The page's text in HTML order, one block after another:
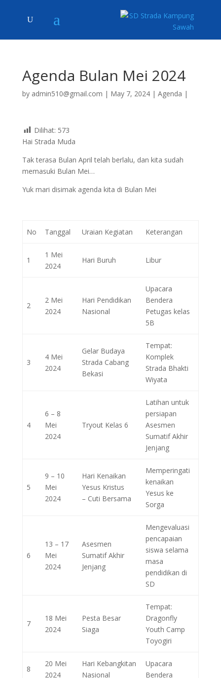
Agenda Bulan Mei 2024
by admin510@gmail.com | May 7, 2024| Agenda |
Dilihat: 573
Hai Strada Muda
Tak terasa Bulan April telah berlalu, dan kita sudah
memasuki Bulan Mei…
Yuk mari disimak agenda kita di Bulan Mei
No Tanggal Uraian Kegiatan Keterangan
1
1 Mei
2024
Hari Buruh Libur
2
2 Mei
2024
Hari Pendidikan
Nasional
Upacara
Bendera
Petugas kelas
5B
3
4 Mei
2024
Gelar Budaya
Strada Cabang
Bekasi
Tempat:
Komplek
Strada Bhakti
Wiyata
4
6 – 8
Mei
2024
Tryout Kelas 6
Latihan untuk
persiapan
Asesmen
Sumatif Akhir
Jenjang
5
9 – 10
Mei
2024
Hari Kenaikan
Yesus Kristus
– Cuti Bersama
Memperingati
kenaikan
Yesus ke
Sorga
6
13 – 17
Mei
2024
Asesmen
Sumatif Akhir
Jenjang
Mengevaluasi
pencapaian
siswa selama
masa
pendidikan di
SD
7
18 Mei
2024
Pesta Besar
Siaga
Tempat:
Dragonfly
Youth Camp
Toyogiri
8
20 Mei
2024
Hari Kebangkitan
Nasional
Upacara
Bendera